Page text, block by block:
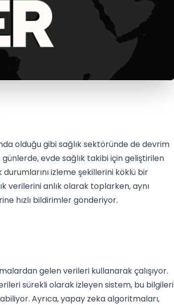
olduğu gibi sağlık sektöründe de devrim
evde sağlık takibi için geliştirilen
izleme şekillerini köklü bir
verilerini anlık olarak toplarken, aynı
hızlı bildirimler gönderiyor.
gelen verileri kullanarak çalışıyor.
sürekli olarak izleyen sistem, bu bilgileri
Ayrıca, yapay zeka algoritmaları,